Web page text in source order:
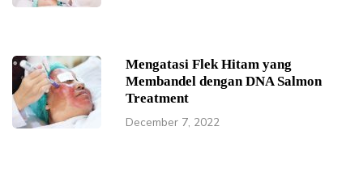
Mengatasi Flek Hitam yang
Membandel dengan DNA Salmon
Treatment
December 7, 2022